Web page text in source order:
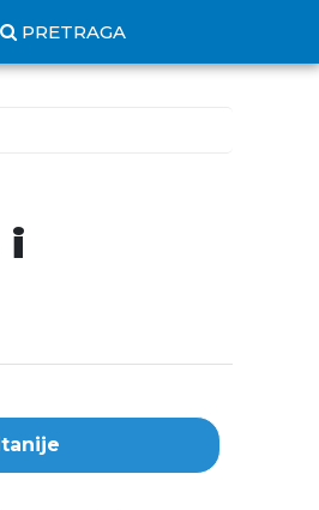
PRETRAGA
i